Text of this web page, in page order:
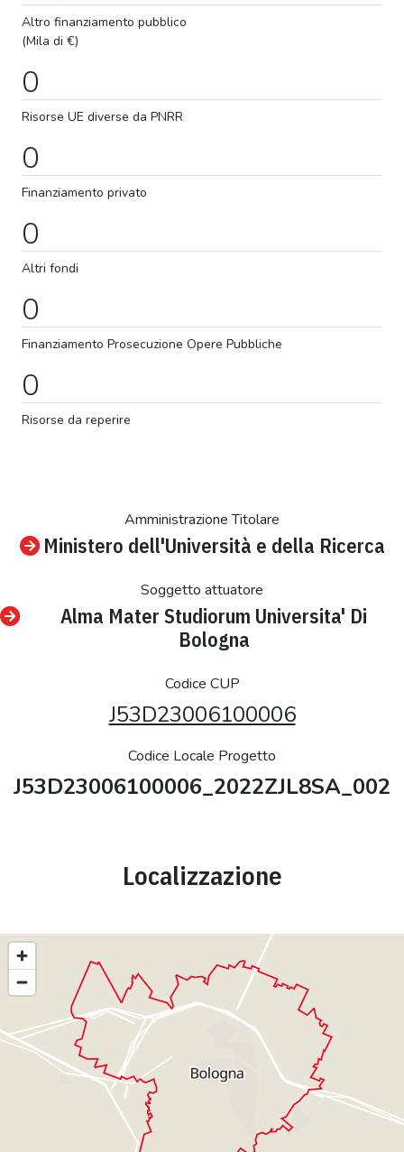
Altro finanziamento pubblico
(Mila di €)
0
Risorse UE diverse da PNRR
0
Finanziamento privato
0
Altri fondi
0
Finanziamento Prosecuzione Opere Pubbliche
0
Risorse da reperire
Amministrazione Titolare
Ministero dell'Università e della Ricerca
Soggetto attuatore
Alma Mater Studiorum Universita' Di
Bologna
Codice CUP
J53D23006100006
Codice Locale Progetto
J53D23006100006_2022ZJL8SA_002
Localizzazione